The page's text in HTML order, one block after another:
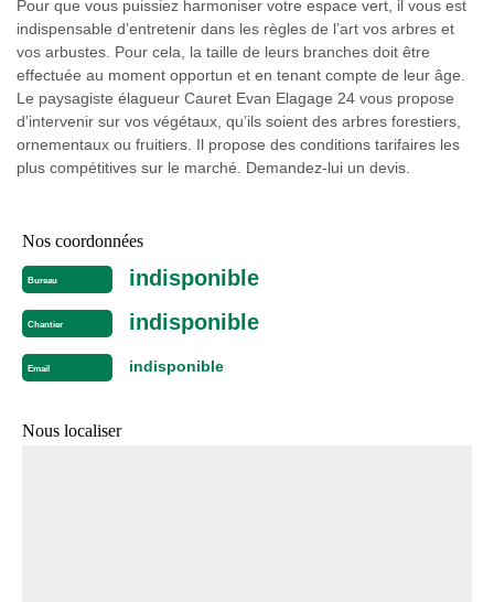
Pour que vous puissiez harmoniser votre espace vert, il vous est
indispensable d’entretenir dans les règles de l’art vos arbres et
vos arbustes. Pour cela, la taille de leurs branches doit être
effectuée au moment opportun et en tenant compte de leur âge.
Le paysagiste élagueur Cauret Evan Elagage 24 vous propose
d’intervenir sur vos végétaux, qu’ils soient des arbres forestiers,
ornementaux ou fruitiers. Il propose des conditions tarifaires les
plus compétitives sur le marché. Demandez-lui un devis.
Nos coordonnées
Bureau indisponible
Chantier indisponible
Email indisponible
Nous localiser